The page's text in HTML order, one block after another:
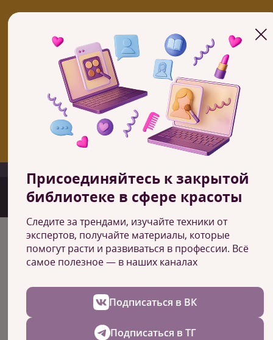
В настоящий момент учебный центр в вашем городе не
ОНЛАЙН КУРСЫ
Если вы заинтересованы в открытии школы по франшизе, то
свяжитесь с нами
ПОДРОБНЕЕ О ФРАНШИЗЕ
Главная Контакты
КОНТАКТЫ
Резидент образовательного пространства
Присоединяйтесь к закрытой
библиотеке в сфере красоты
Следите за трендами, изучайте техники от
экспертов, получайте материалы, которые
помогут расти и развиваться в профессии. Всё
самое полезное — в наших каналах
Подписаться в ВК
Подписаться в ТГ